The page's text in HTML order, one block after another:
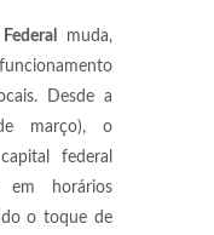
muda,
Desde a
março), o
federal
horários
o toque de